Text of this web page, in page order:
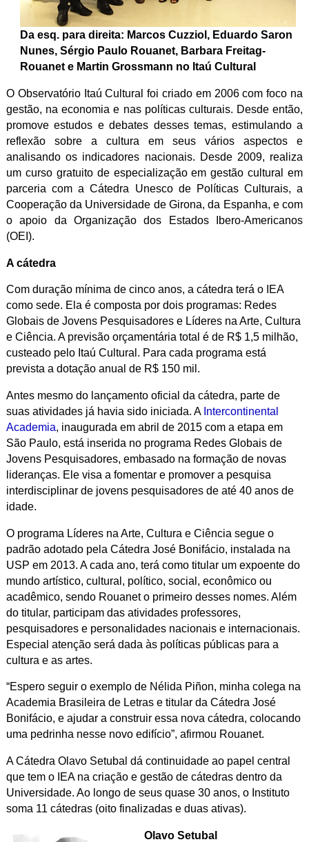
Da esq. para direita: Marcos Cuzziol, Eduardo Saron
Nunes, Sérgio Paulo Rouanet, Barbara Freitag-
Rouanet e Martin Grossmann no Itaú Cultural
O Observatório Itaú Cultural foi criado em 2006 com foco na
gestão, na economia e nas políticas culturais. Desde então,
promove estudos e debates desses temas, estimulando a
reflexão sobre a cultura em seus vários aspectos e
analisando os indicadores nacionais. Desde 2009, realiza
um curso gratuito de especialização em gestão cultural em
parceria com a Cátedra Unesco de Políticas Culturais, a
Cooperação da Universidade de Girona, da Espanha, e com
o apoio da Organização dos Estados Ibero-Americanos
(OEI).
A cátedra
Com duração mínima de cinco anos, a cátedra terá o IEA
como sede. Ela é composta por dois programas: Redes
Globais de Jovens Pesquisadores e Líderes na Arte, Cultura
e Ciência. A previsão orçamentária total é de R$ 1,5 milhão,
custeado pelo Itaú Cultural. Para cada programa está
prevista a dotação anual de R$ 150 mil.
Antes mesmo do lançamento oficial da cátedra, parte de
suas atividades já havia sido iniciada. A Intercontinental
Academia, inaugurada em abril de 2015 com a etapa em
São Paulo, está inserida no programa Redes Globais de
Jovens Pesquisadores, embasado na formação de novas
lideranças. Ele visa a fomentar e promover a pesquisa
interdisciplinar de jovens pesquisadores de até 40 anos de
idade.
O programa Líderes na Arte, Cultura e Ciência segue o
padrão adotado pela Cátedra José Bonifácio, instalada na
USP em 2013. A cada ano, terá como titular um expoente do
mundo artístico, cultural, político, social, econômico ou
acadêmico, sendo Rouanet o primeiro desses nomes. Além
do titular, participam das atividades professores,
pesquisadores e personalidades nacionais e internacionais.
Especial atenção será dada às políticas públicas para a
cultura e as artes.
“Espero seguir o exemplo de Nélida Piñon, minha colega na
Academia Brasileira de Letras e titular da Cátedra José
Bonifácio, e ajudar a construir essa nova cátedra, colocando
uma pedrinha nesse novo edifício”, afirmou Rouanet.
A Cátedra Olavo Setubal dá continuidade ao papel central
que tem o IEA na criação e gestão de cátedras dentro da
Universidade. Ao longo de seus quase 30 anos, o Instituto
soma 11 cátedras (oito finalizadas e duas ativas).
Olavo Setubal